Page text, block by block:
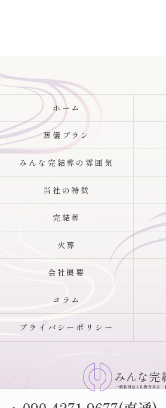
ホーム
葬儀プラン
みんな完結葬の雰囲気
当社の特徴
完結葬
火葬
会社概要
コラム
プライバシーポリシー